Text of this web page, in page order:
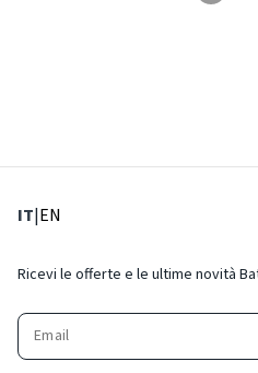
IT: Lingua corrente
|EN
Ricevi le offerte e le ultime novità